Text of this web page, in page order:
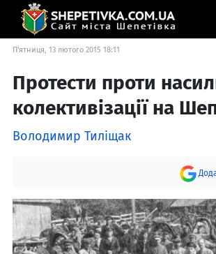
П'ятниця, 13 лютого 2015 18:11
Протести проти
колективізації на
Володимир Тиліщак